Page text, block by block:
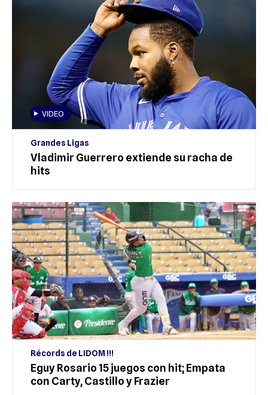
VIDEO
Grandes Ligas
Vladimir Guerrero extiende su racha de
hits
Récords de LIDOM !!!
Eguy Rosario 15 juegos con hit; Empata
con Carty, Castillo y Frazier